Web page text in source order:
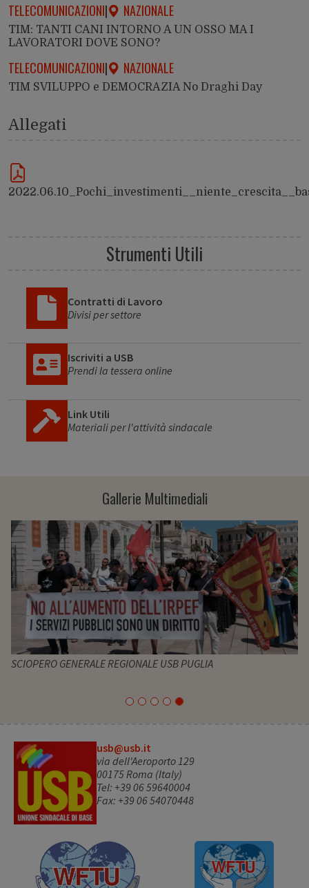
TELECOMUNICAZIONI| NAZIONALE
TIM: TANTI CANI INTORNO A UN OSSO MA I
LAVORATORI DOVE SONO?
TELECOMUNICAZIONI| NAZIONALE
TIM SVILUPPO e DEMOCRAZIA No Draghi Day
Allegati
Strumenti Utili
Contratti di Lavoro
Divisi per settore
Iscriviti a USB
Prendi la tessera online
Link Utili
Materiali per l'attività sindacale
Gallerie Multimediali
SCIOPERO GENERALE REGIONALE USB PUGLIA
usb@usb.it
via dell'Aeroporto 129
00175 Roma (Italy)
Tel: +39 06 59640004
Fax: +39 06 54070448